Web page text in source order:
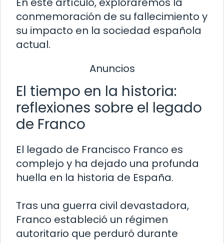
conmemoración de su fallecimiento y
su impacto en la sociedad española
actual.
Anuncios
El tiempo en la historia:
reflexiones sobre el legado
de Franco
El legado de Francisco Franco es
complejo y ha dejado una profunda
huella en la historia de España.
Tras una guerra civil devastadora,
Franco estableció un régimen
autoritario que perduró durante